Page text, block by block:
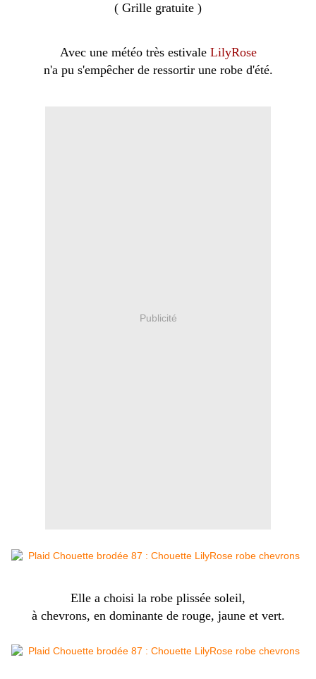
( Grille gratuite )
Avec une météo très estivale LilyRose
n'a pu s'empêcher de ressortir une robe d'été.
Publicité
Elle a choisi la robe plissée soleil,
à chevrons, en dominante de rouge, jaune et vert.